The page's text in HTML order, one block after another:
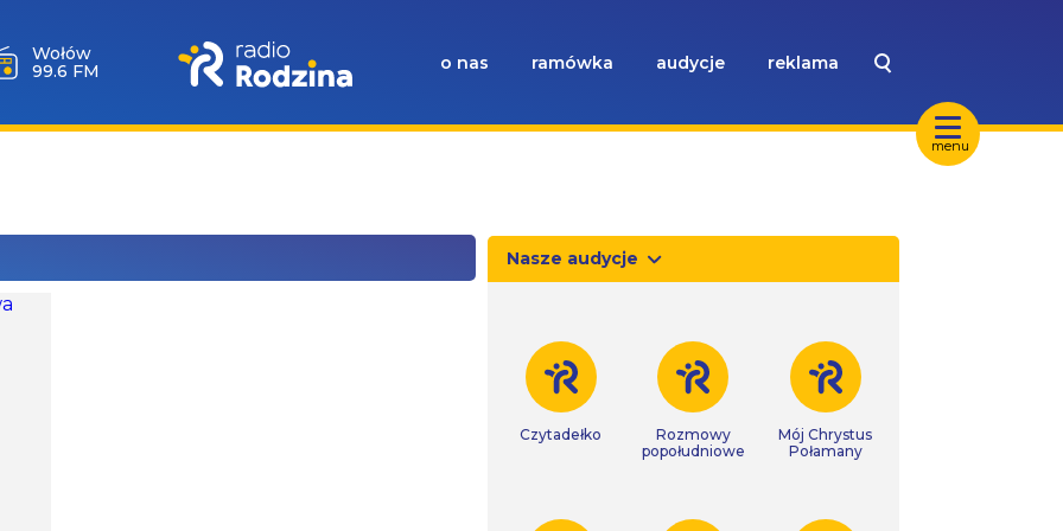
menu
Wołów
99.6 FM
o nas ramówka audycje reklama
Nasze audycje
Czytadełko
Rozmowy
popołudniowe
Mój Chrystus
Połamany